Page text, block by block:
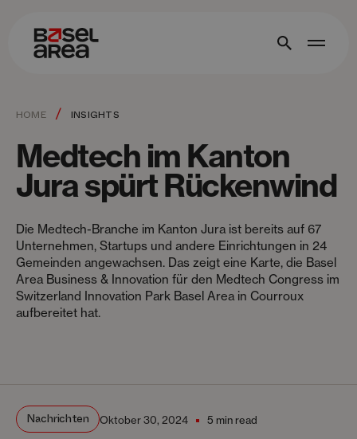
HOME / INSIGHTS
Medtech im Kanton
Jura spürt Rückenwind
Die Medtech-Branche im Kanton Jura ist bereits auf 67
Unternehmen, Startups und andere Einrichtungen in 24
Gemeinden angewachsen. Das zeigt eine Karte, die Basel
Area Business & Innovation für den Medtech Congress im
Switzerland Innovation Park Basel Area in Courroux
aufbereitet hat.
Nachrichten Oktober 30, 2024 5 min read